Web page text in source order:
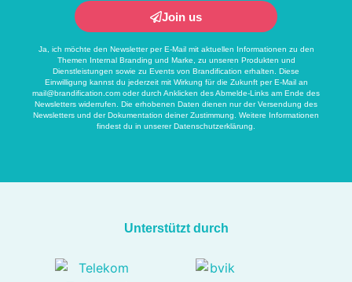
Join us
Ja, ich möchte den Newsletter per E-Mail mit aktuellen Informationen zu den
Themen Internal Branding und Marke, zu unseren Produkten und
Dienstleistungen sowie zu Events von Brandification erhalten. Diese
Einwilligung kannst du jederzeit mit Wirkung für die Zukunft per E-Mail an
mail@brandification.com oder durch Anklicken des Abmelde-Links am Ende des
Newsletters widerrufen. Die erhobenen Daten dienen nur der Versendung des
Newsletters und der Dokumentation deiner Zustimmung. Weitere Informationen
findest du in unserer Datenschutzerklärung.
Unterstützt durch